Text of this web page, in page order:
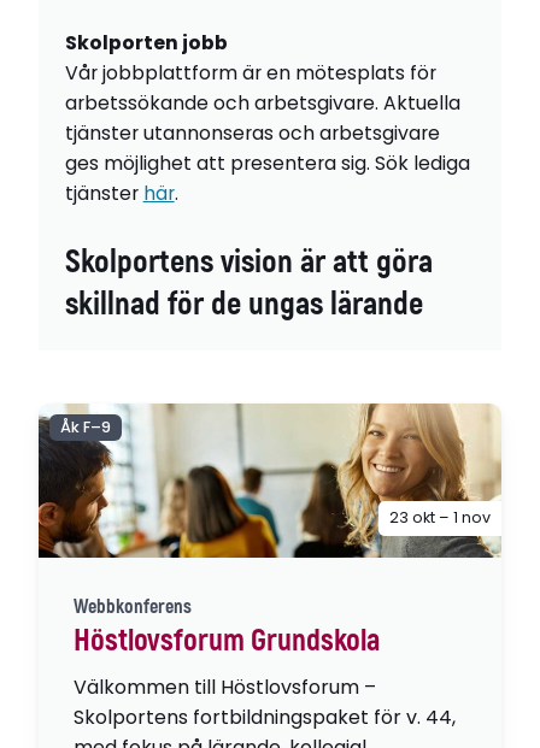
Skolporten jobb
Vår jobbplattform är en mötesplats för
arbetssökande och arbetsgivare. Aktuella
tjänster utannonseras och arbetsgivare
ges möjlighet att presentera sig. Sök lediga
tjänster här.
Skolportens vision är att göra
skillnad för de ungas lärande
Webbkonferens
Höstlovsforum Grundskola
Välkommen till Höstlovsforum –
Skolportens fortbildningspaket för v. 44,
Åk F–9
23 okt – 1 nov